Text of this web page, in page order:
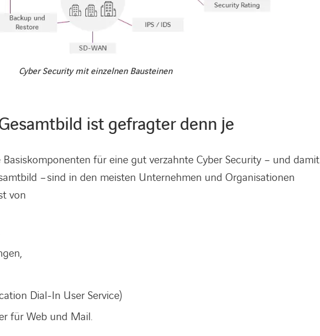
Cyber Security mit einzelnen Bausteinen
ist gefragter denn je
für eine gut verzahnte Cyber Security – und damit
– sind in den meisten Unternehmen und Organisationen
von
Dial-In User Service)
für Web und Mail.